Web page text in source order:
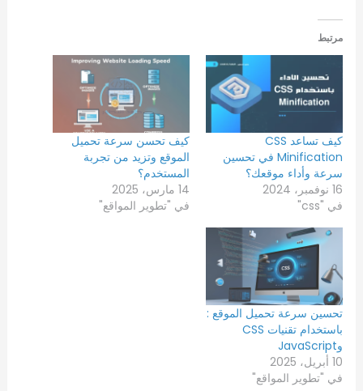
مرتبط
كيف تساعد CSS
Minification في تحسين
سرعة وأداء موقعك؟
16 نوفمبر، 2024
في "css"
كيف تحسن سرعة تحميل
الموقع وتزيد من تجربة
المستخدم؟
14 مارس، 2025
في "تطوير المواقع"
تحسين سرعة تحميل الموقع :
باستخدام تقنيات CSS
وJavaScript
10 أبريل، 2025
في "تطوير المواقع"